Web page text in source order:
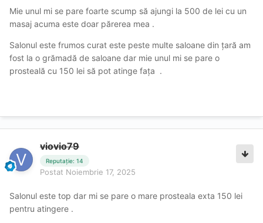
Mie unul mi se pare foarte scump să ajungi la 500 de lei cu un
masaj acuma este doar părerea mea .
Salonul este frumos curat este peste multe saloane din țară am
fost la o grămadă de saloane dar mie unul mi se pare o
prosteală cu 150 lei să pot atinge fața .
viovio79
Reputație: 14
Postat Noiembrie 17, 2025
Salonul este top dar mi se pare o mare prosteala exta 150 lei
pentru atingere .